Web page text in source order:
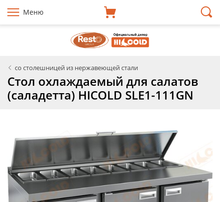
Меню
со столешницей из нержавеющей стали
Стол охлаждаемый для салатов
(саладетта) HICOLD SLE1-111GN